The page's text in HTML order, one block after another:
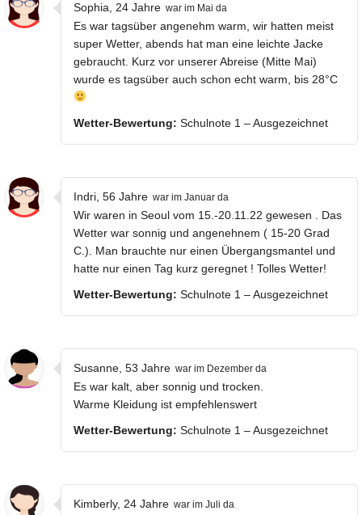
Sophia, 24 Jahre war im Mai da
Es war tagsüber angenehm warm, wir hatten meist
super Wetter, abends hat man eine leichte Jacke
gebraucht. Kurz vor unserer Abreise (Mitte Mai)
wurde es tagsüber auch schon echt warm, bis 28°C
Wetter-Bewertung: Schulnote 1 – Ausgezeichnet
Indri, 56 Jahre war im Januar da
Wir waren in Seoul vom 15.-20.11.22 gewesen . Das
Wetter war sonnig und angenehnem ( 15-20 Grad
C.). Man brauchte nur einen Übergangsmantel und
hatte nur einen Tag kurz geregnet ! Tolles Wetter!
Wetter-Bewertung: Schulnote 1 – Ausgezeichnet
Susanne, 53 Jahre war im Dezember da
Es war kalt, aber sonnig und trocken.
Warme Kleidung ist empfehlenswert
Wetter-Bewertung: Schulnote 1 – Ausgezeichnet
Kimberly, 24 Jahre war im Juli da